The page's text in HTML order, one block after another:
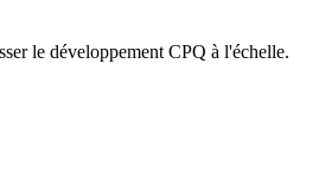
le développement CPQ à l'échelle.